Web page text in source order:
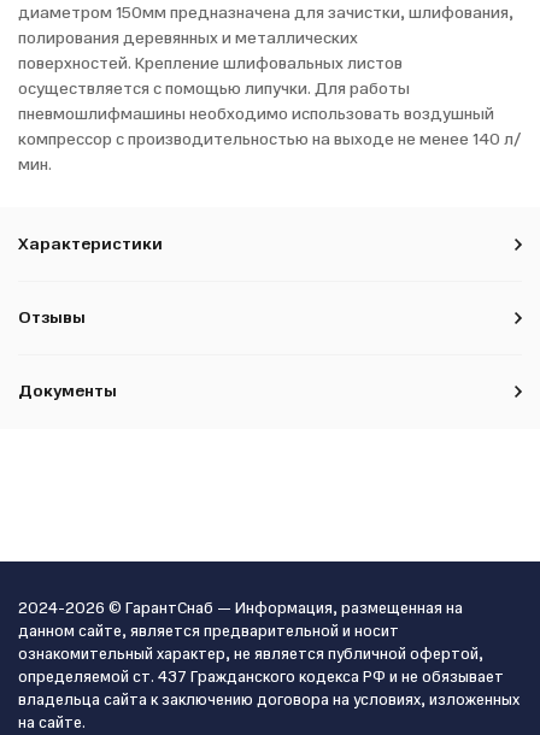
диаметром 150мм предназначена для зачистки, шлифования,
полирования деревянных и металлических
поверхностей. Крепление шлифовальных листов
осуществляется с помощью липучки. Для работы
пневмошлифмашины необходимо использовать воздушный
компрессор с производительностью на выходе не менее 140 л/
мин.
Характеристики
Отзывы
Документы
2024-2026 © ГарантСнаб — Информация, размещенная на
данном сайте, является предварительной и носит
ознакомительный характер, не является публичной офертой,
определяемой ст. 437 Гражданского кодекса РФ и не обязывает
владельца сайта к заключению договора на условиях, изложенных
на сайте.